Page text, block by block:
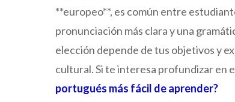
**europeo**, es común entre
pronunciación más clara y una
elección depende de tus objetivos y
cultural. Si te interesa profundizar en
portugués más fácil de aprender?